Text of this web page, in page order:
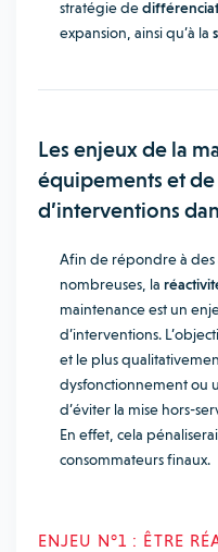
stratégie de
expansion, ainsi qu’à la
Les enjeux de la
équipements et
d’interventions
Afin de répondre à des
nombreuses, la
maintenance est un
d’interventions.
et le plus
dysfonctionnement ou
d’éviter la mise hors-
En effet, cela
consommateurs finaux.
ENJEU N°1 : ÊTRE